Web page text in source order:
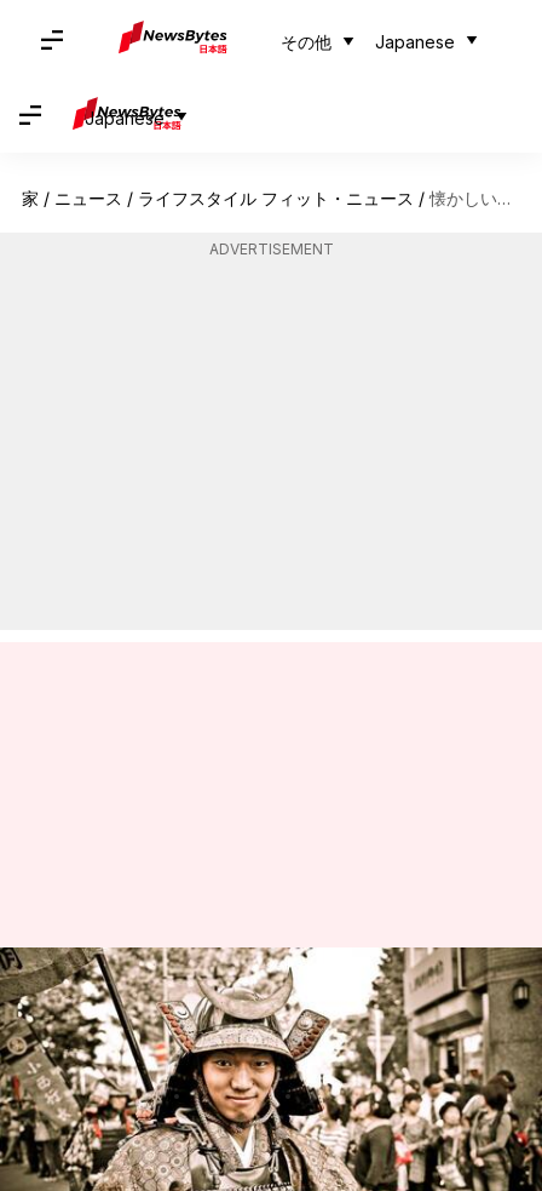
その他 Japanese
Japanese
家 / ニュース / ライフスタイル フィット・ニュース / 懐かしい日本のヘッドバンドがレトロファッションを復活させる
ADVERTISEMENT
懐かしい日本のヘッドバンドが
レトロファッションを復活させ
る
著者 Keito Komeda Jun 30, 2026 05:13 am
どんな話なの